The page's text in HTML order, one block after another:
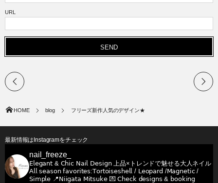
URL
HOME blog フリーズ新作人気のデザイン★
最新情報はInstagramをチェック
nail_freeze_
𝖤𝗅𝖾𝗀𝖺𝗇𝗍 & 𝖢𝗁𝗂𝖼 𝖭𝖺𝗂𝗅 𝖣𝖾𝗌𝗂𝗀𝗇上品×トレンドで魅せる大人ネイル
𝖠𝗅𝗅 𝗌𝖾𝖺𝗌𝗈𝗇 𝖿𝖺𝗏𝗈𝗋𝗂𝗍𝖾𝗌:𝖳𝗈𝗋𝗍𝗈𝗂𝗌𝖾𝗌𝗁𝖾𝗅𝗅 / 𝖫𝖾𝗈𝗉𝖺𝗋𝖽 /𝖬𝖺𝗀𝗇𝖾𝗍𝗂𝖼 /
𝖲𝗂𝗆𝗉𝗅𝖾 📍𝖭𝗂𝗂𝗀𝖺𝗍𝖺 𝖬𝗂𝗍𝗌𝗎𝗄𝖾💌 𝖢𝗁𝖾𝖼𝗄 𝖽𝖾𝗌𝗂𝗀𝗇𝗌 & 𝖻𝗈𝗈𝗄𝗂𝗇𝗀